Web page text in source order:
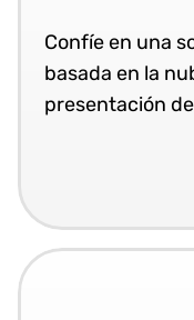
Confíe en una
basada en la
presentación